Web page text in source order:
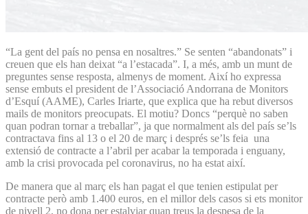
“La gent del país no pensa en nosaltres.” Se senten “abandonats” i
creuen que els han deixat “a l’estacada”. I, a més, amb un munt de
preguntes sense resposta, almenys de moment. Així ho expressa
sense embuts el president de l’Associació Andorrana de Monitors
d’Esquí (AAME), Carles Iriarte, que explica que ha rebut diversos
mails de monitors preocupats. El motiu? Doncs “perquè no saben
quan podran tornar a treballar”, ja que normalment als del país se’ls
contractava fins al 13 o el 20 de març i després se’ls feia una
extensió de contracte a l’abril per acabar la temporada i enguany,
amb la crisi provocada pel coronavirus, no ha estat així.
De manera que al març els han pagat el que tenien estipulat per
contracte però amb 1.400 euros, en el millor dels casos si ets monitor
de nivell 2, no dona per estalviar quan treus la despesa de la